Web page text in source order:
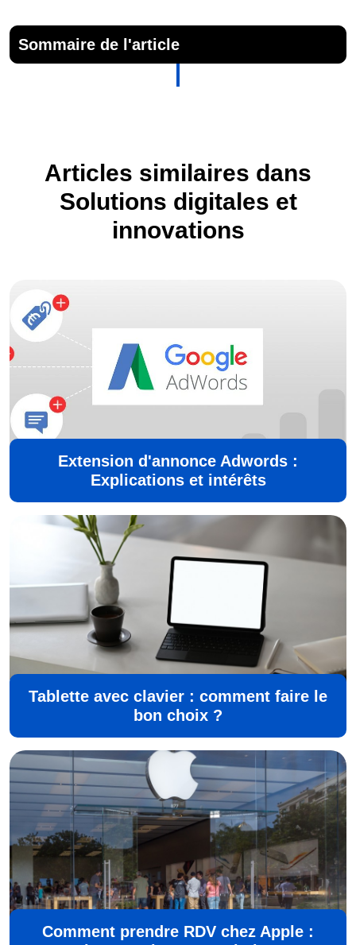
Sommaire de l'article
Articles similaires dans
Solutions digitales et
innovations
Extension d'annonce Adwords :
Explications et intérêts
Tablette avec clavier : comment faire le
bon choix ?
Comment prendre RDV chez Apple :